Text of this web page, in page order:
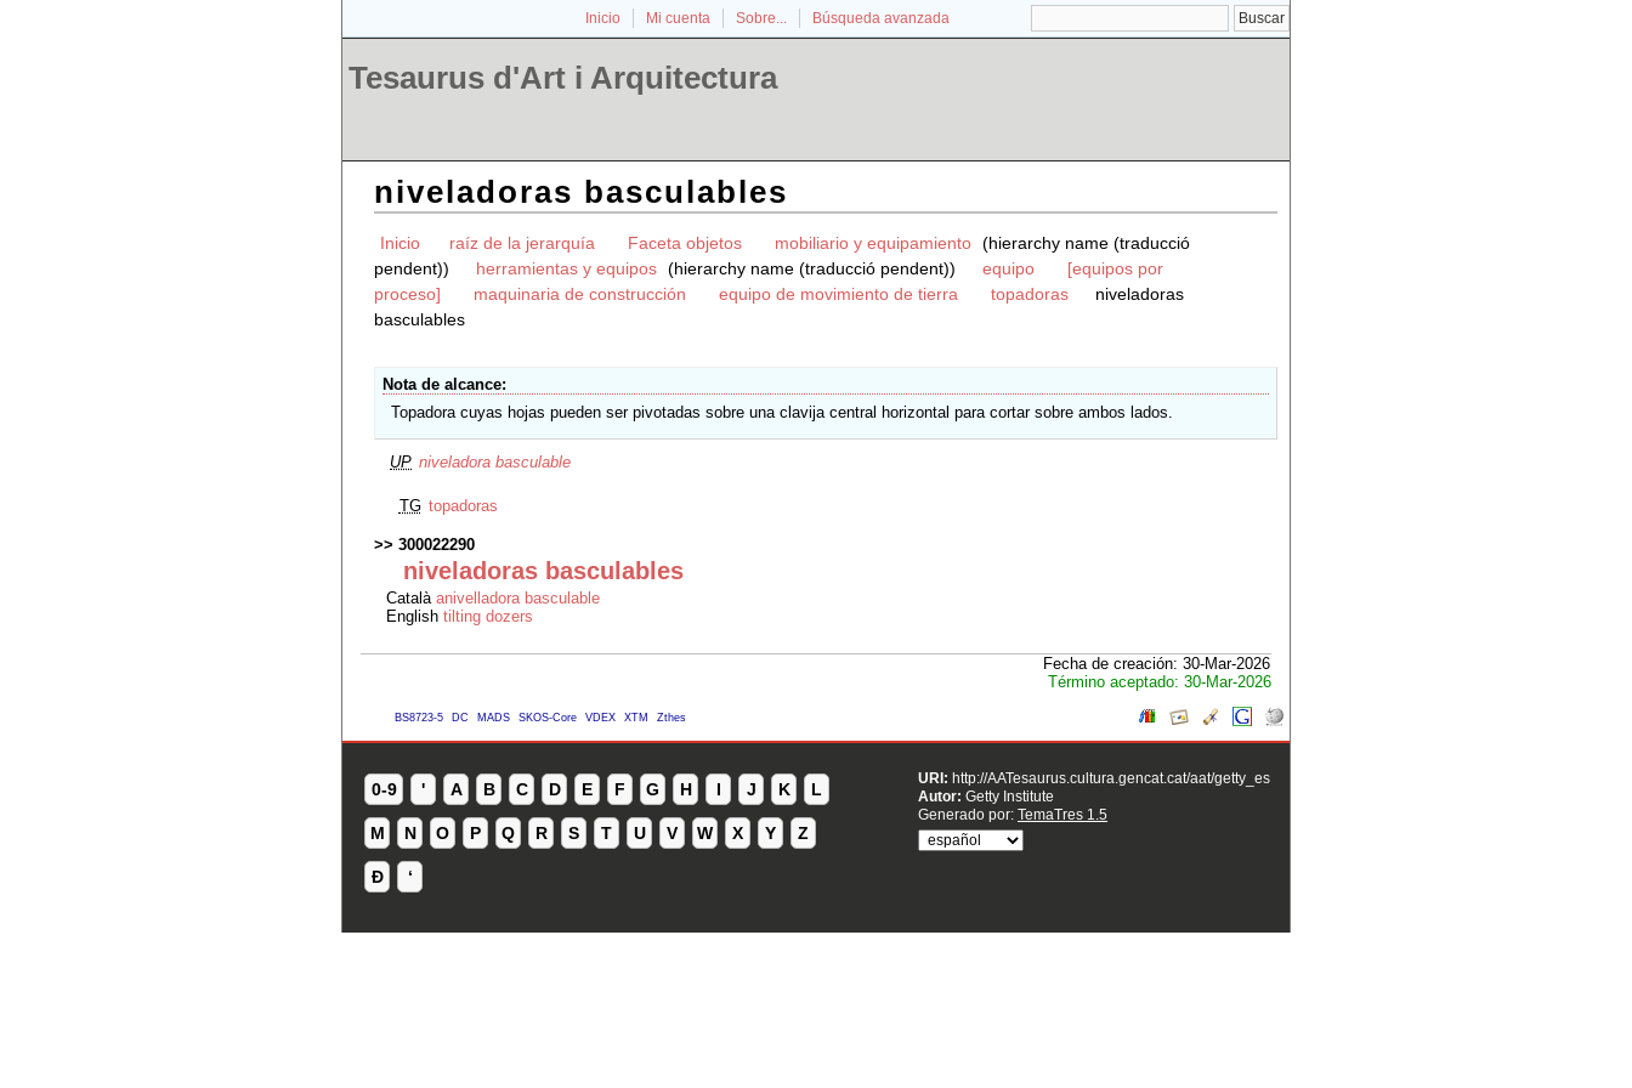
Inicio Mi cuenta Sobre... Búsqueda avanzada
Tesaurus d'Art i Arquitectura
niveladoras basculables
Inicio raíz de la jerarquía Faceta objetos mobiliario y equipamiento (hierarchy name (traducció
pendent))
herramientas y equipos (hierarchy name (traducció pendent)) equipo
[equipos por
proceso]
maquinaria de construcción equipo de movimiento de tierra topadoras
niveladoras
basculables
Nota de alcance
Topadora cuyas hojas pueden ser pivotadas sobre una clavija central horizontal para cortar sobre ambos lados.
UP niveladora basculable
TG topadoras
300022290
niveladoras basculables
Català anivelladora basculable
English tilting dozers
Fecha de creación: 30-Mar-2026
Término aceptado: 30-Mar-2026
BS8723-5 DC MADS SKOS-Core VDEX XTM Zthes
0-9 ' A B C D E F G H I J K L
M N O P Q R S T U V W X Y Z
Ð ʻ
URI: http://AATesaurus.cultura.gencat.cat/aat/getty_es
Autor: Getty Institute
Generado por: TemaTres 1.5